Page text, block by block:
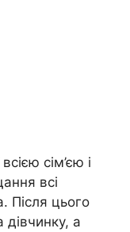
сім’єю і
всі
Після цього
дівчинку, а